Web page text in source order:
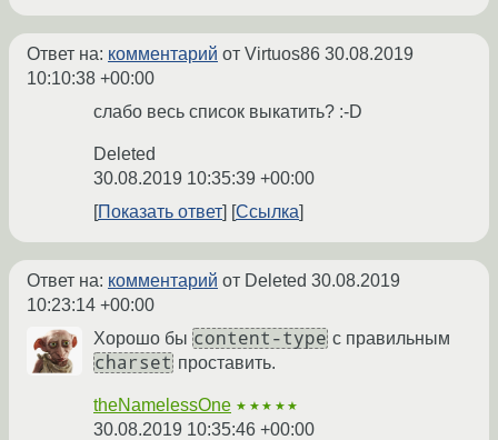
Ответ на: комментарий от Virtuos86 30.08.2019
10:10:38 +00:00
слабо весь список выкатить? :-D
Deleted
30.08.2019 10:35:39 +00:00
Показать ответ
Ссылка
Ответ на: комментарий от Deleted 30.08.2019
10:23:14 +00:00
Хорошо бы content-type с правильным
charset проставить.
theNamelessOne ★★★★★
30.08.2019 10:35:46 +00:00